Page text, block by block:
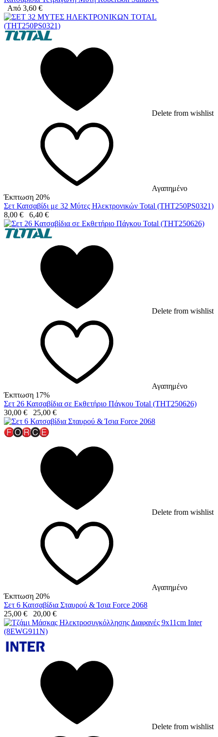
Από 3,60 €
Delete from wishlist
Αγαπημένο
Έκπτωση 20%
Σετ Κατσαβίδι με 32 Μύτες Ηλεκτρονικών Total (THT250PS0321)
8,00 € 6,40 €
Delete from wishlist
Αγαπημένο
Έκπτωση 17%
Σετ 26 Κατσαβίδια σε Εκθετήριο Πάγκου Total (THT250626)
30,00 € 25,00 €
Delete from wishlist
Αγαπημένο
Έκπτωση 20%
Σετ 6 Κατσαβίδια Σταυρού & Ίσια Force 2068
25,00 € 20,00 €
Delete from wishlist